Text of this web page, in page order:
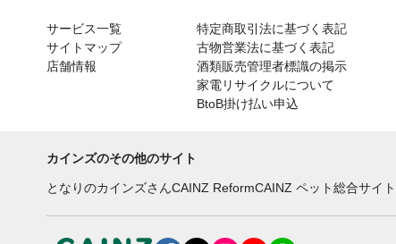
サービス一覧
サイトマップ
店舗情報
特定商取引法に基づく表記
古物営業法に基づく表記
酒類販売管理者標識の掲示
家電リサイクルについて
BtoB掛け払い申込
カインズのその他のサイト
となりのカインズさんCAINZ ReformCAINZ ペット総合サイト